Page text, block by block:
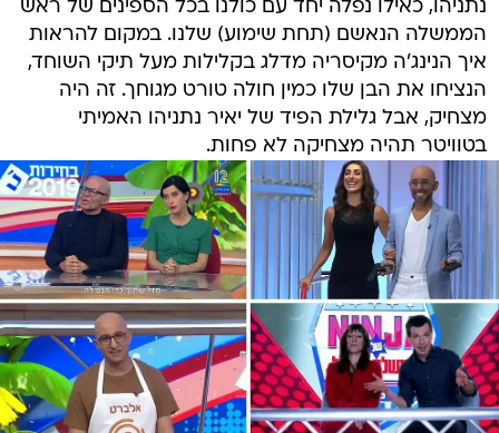
נתניהו, כאילו נפלה יחד עם כולנו בכל הספינים של ראש
הממשלה הנאשם (תחת שימוע) שלנו. במקום להראות
איך הנינג'ה מקיסריה מדלג בקלילות מעל תיקי השוחד,
הנציחו את הבן שלו כמין חולה טורט מגוחך. זה היה
מצחיק, אבל גלילת הפיד של יאיר נתניהו האמיתי
בטוויטר תהיה מצחיקה לא פחות.